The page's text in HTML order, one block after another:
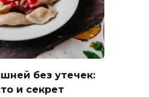
без утечек:
и секрет